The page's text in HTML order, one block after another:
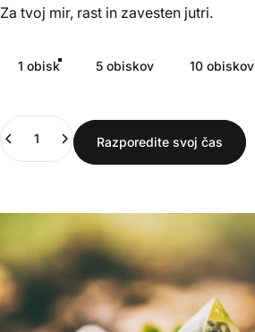
Za tvoj mir, rast in zavesten jutri.
1 obisk 5 obiskov 10 obiskov
Količina
Razporedite svoj čas